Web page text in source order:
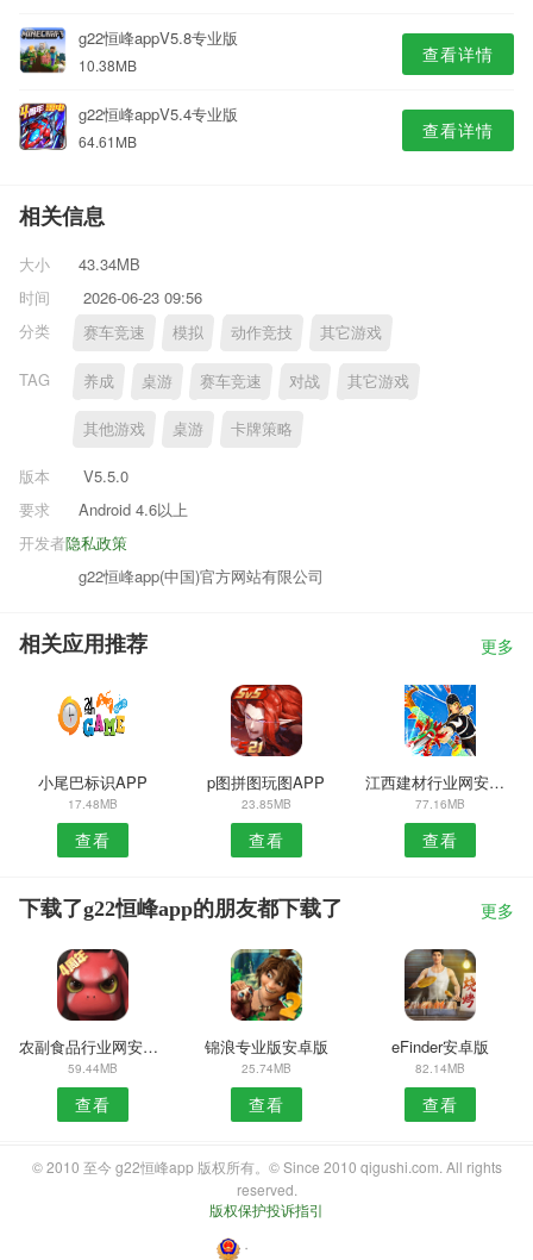
g22恒峰appV5.8专业版
10.38MB 查看详情
g22恒峰appV5.4专业版
64.61MB 查看详情
相关信息
大小
43.34MB
时间
2026-06-23 09:56
分类
赛车竞速 模拟 动作竞技 其它游戏
TAG 养成 桌游 赛车竞速 对战 其它游戏
其他游戏 桌游 卡牌策略
版本
V5.5.0
要求
Android 4.6以上
隐私政策
开发者
g22恒峰app(中国)官方网站有限公司
相关应用推荐 更多
小尾巴标识APP
17.48MB
查看
p图拼图玩图APP
23.85MB
查看
江西建材行业网安卓版
77.16MB
查看
下载了g22恒峰app的朋友都下载了 更多
农副食品行业网安卓版
59.44MB
查看
锦浪专业版安卓版
25.74MB
查看
eFinder安卓版
82.14MB
查看
© 2010 至今 g22恒峰app 版权所有。© Since 2010 qigushi.com. All rights
reserved.
版权保护投诉指引
・